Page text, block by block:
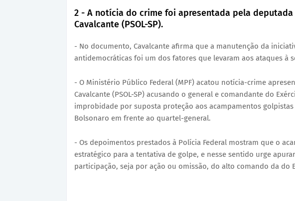
2 - A notícia do crime foi apresentada pela
Cavalcante (PSOL-SP).
- No documento, Cavalcante afirma que a manutenção da
antidemocráticas foi um dos fatores que levaram aos ataques à
- O Ministério Público Federal (MPF) acatou notícia-crime
Cavalcante (PSOL-SP) acusando o general e comandante do
improbidade por suposta proteção aos acampamentos
Bolsonaro em frente ao quartel-general.
- Os depoimentos prestados à Polícia Federal mostram que o
estratégico para a tentativa de golpe, e nesse sentido urge
participação, seja por ação ou omissão, do alto comando da do